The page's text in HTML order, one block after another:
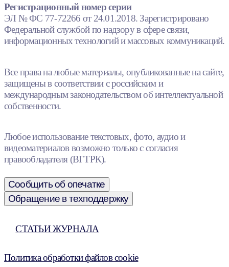
Регистрационный номер серии
ЭЛ № ФС 77-72266 от 24.01.2018. Зарегистрировано
Федеральной службой по надзору в сфере связи,
информационных технологий и массовых коммуникаций.
Все права на любые материалы, опубликованные на сайте,
защищены в соответствии с российским и
международным законодательством об интеллектуальной
собственности.
Любое использование текстовых, фото, аудио и
видеоматериалов возможно только с согласия
правообладателя (ВГТРК).
Сообщить об опечатке
Обращение в техподдержку
СТАТЬИ ЖУРНАЛА
Политика обработки файлов cookie